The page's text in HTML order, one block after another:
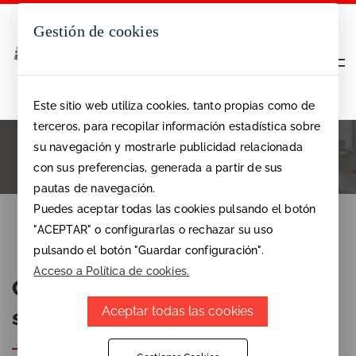
La mejor solución para dividir baños
públicos sin obra
SOLICITAR PRESUPUESTO
Cabinas fenólicas
sanitarias en Barcelona
Gestión de cookies
Este sitio web utiliza cookies, tanto propias como de
terceros, para recopilar información estadística sobre
su navegación y mostrarle publicidad relacionada
con sus preferencias, generada a partir de sus
pautas de navegación.
Puedes aceptar todas las cookies pulsando el botón
"ACEPTAR" o configurarlas o rechazar su uso
pulsando el botón "Guardar configuración".
Acceso a Política de cookies.
Aceptar todas las cookies